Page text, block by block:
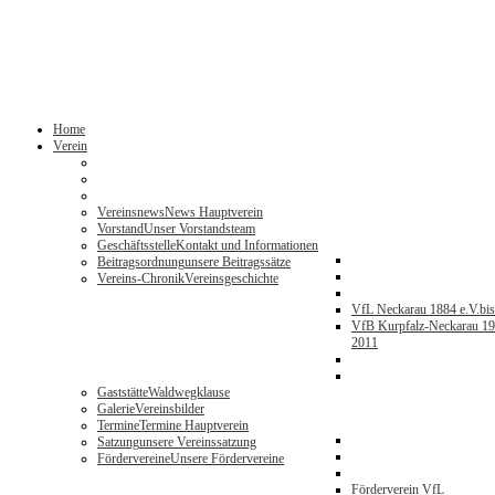
Home
Verein
VereinsnewsNews Hauptverein
VorstandUnser Vorstandsteam
GeschäftsstelleKontakt und Informationen
Beitragsordnungunsere Beitragssätze
Vereins-ChronikVereinsgeschichte
VfL Neckarau 1884 e.V.
VfB Kurpfalz-Neckarau
2011
GaststätteWaldwegklause
GalerieVereinsbilder
TermineTermine Hauptverein
Satzungunsere Vereinssatzung
FördervereineUnsere Fördervereine
Förderverein VfL